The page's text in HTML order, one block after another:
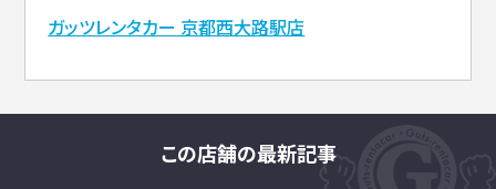
ガッツレンタカー 京都西大路駅店
この店舗の最新記事